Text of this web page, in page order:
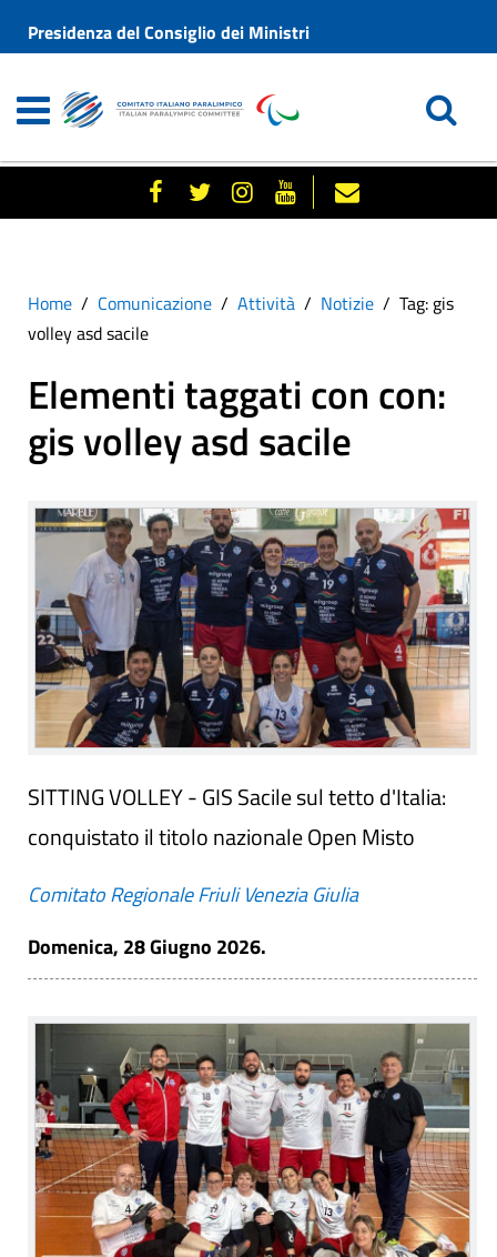
Presidenza del Consiglio dei Ministri
Home Comunicazione Attività Notizie
Tag: gis
volley asd sacile
Elementi taggati con con:
gis volley asd sacile
SITTING VOLLEY - GIS Sacile sul tetto d'Italia:
conquistato il titolo nazionale Open Misto
Comitato Regionale Friuli Venezia Giulia
Domenica, 28 Giugno 2026.